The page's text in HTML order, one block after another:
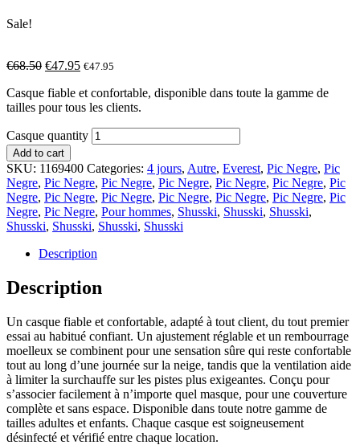
Sale!
€68.50 €47.95 €47.95
Casque fiable et confortable, disponible dans toute la gamme de
tailles pour tous les clients.
Casque quantity
Add to cart
SKU: 1169400 Categories: 4 jours, Autre, Everest, Pic Negre, Pic
Negre, Pic Negre, Pic Negre, Pic Negre, Pic Negre, Pic Negre, Pic
Negre, Pic Negre, Pic Negre, Pic Negre, Pic Negre, Pic Negre, Pic
Negre, Pic Negre, Pour hommes, Shusski, Shusski, Shusski,
Shusski, Shusski, Shusski, Shusski
Description
Description
Un casque fiable et confortable, adapté à tout client, du tout premier
essai au habitué confiant. Un ajustement réglable et un rembourrage
moelleux se combinent pour une sensation sûre qui reste confortable
tout au long d’une journée sur la neige, tandis que la ventilation aide
à limiter la surchauffe sur les pistes plus exigeantes. Conçu pour
s’associer facilement à n’importe quel masque, pour une couverture
complète et sans espace. Disponible dans toute notre gamme de
tailles adultes et enfants. Chaque casque est soigneusement
désinfecté et vérifié entre chaque location.